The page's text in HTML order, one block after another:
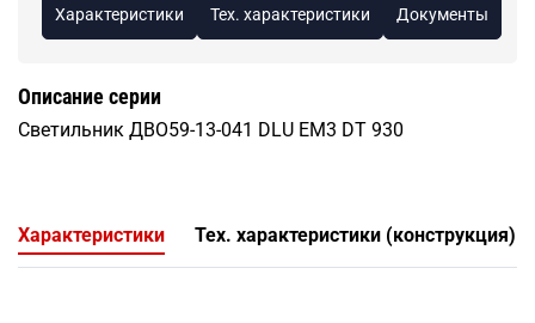
Характеристики Тех. характеристики Документы
Описание серии
Светильник ДВО59-13-041 DLU EM3 DT 930
Характеристики Тех. характеристики (конструкция)